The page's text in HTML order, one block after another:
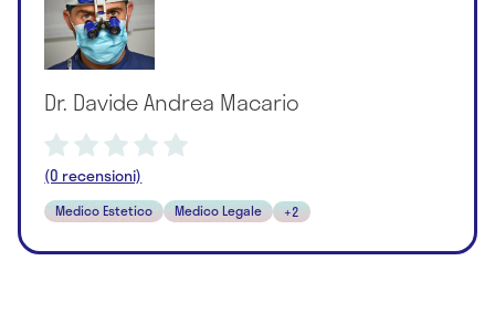
Dr. Davide Andrea Macario
(0 recensioni)
Medico Estetico Medico Legale +2